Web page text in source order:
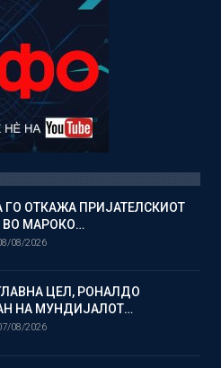
ГО ОТКАЖА ПРИЈАТЕЛСКИОТ
ВО МАРОКО…
08/2026
ЦЕЛ, РОНАЛДО
НА МУНДИЈАЛОТ…
08/2026